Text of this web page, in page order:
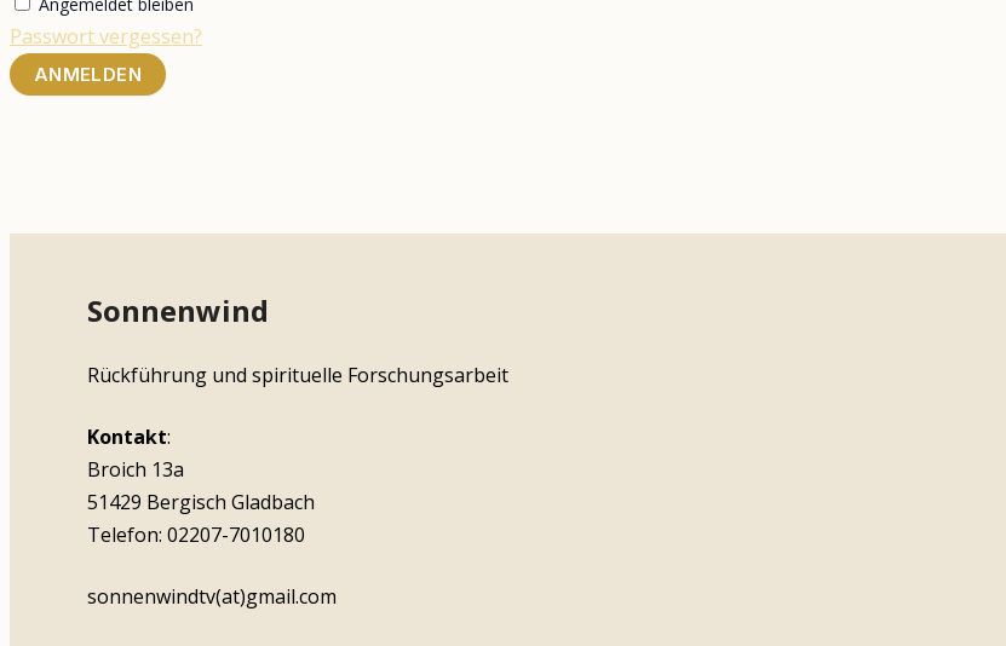
Passwort vergessen?
ANMELDEN
Sonnenwind
Rückführung und spirituelle Forschungsarbeit
Kontakt:
Broich 13a
51429 Bergisch Gladbach
Telefon: 02207-7010180
sonnenwindtv(at)gmail.com